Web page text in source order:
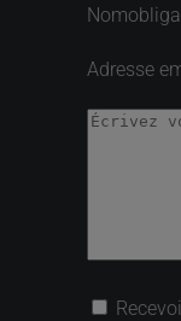
Nom
Adresse